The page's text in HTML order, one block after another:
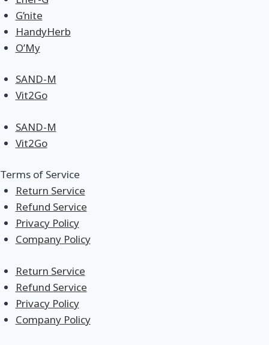
G’nite
HandyHerb
O’My
SAND-M
Vit2Go
SAND-M
Vit2Go
Terms of Service
Return Service
Refund Service
Privacy Policy
Company Policy
Return Service
Refund Service
Privacy Policy
Company Policy